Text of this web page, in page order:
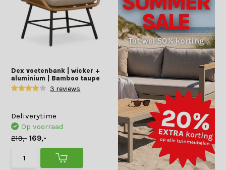
Dex voetenbank | wicker +
aluminium | Bamboo taupe
3 reviews
Deliverytime
Op voorraad
219,- 169,-